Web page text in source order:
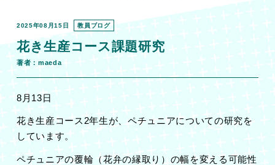
2025年08月15日 教員ブログ
花き生産コース課題研究
著者：maeda
8月13日
花き生産コース2年生が、ペチュニアについての研究を
しています。
ペチュニアの覆輪（花弁の縁取り）の幅を変える可能性